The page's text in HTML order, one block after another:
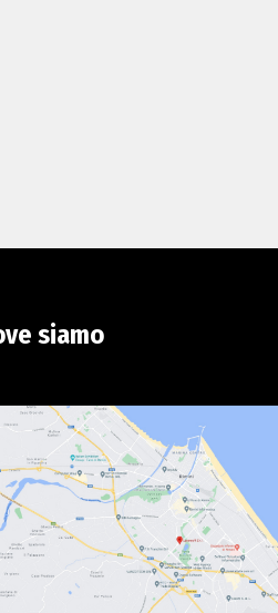
siamo